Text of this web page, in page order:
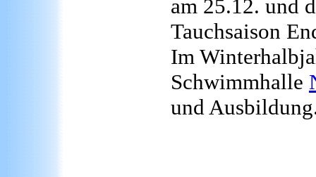
am 25.12. und
Tauchsaison
Im
Schwimmhalle
und